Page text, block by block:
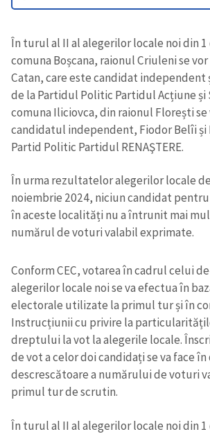
În turul al II al alegerilor locale noi din
comuna Boșcana, raionul Criuleni se
Catan, care este candidat independent
de la Partidul Politic Partidul Acțiune și
comuna Iliciovca, din raionul Florești
candidatul independent, Fiodor Belîi și
Partid Politic Partidul RENAŞTERE.
În urma rezultatelor alegerilor locale
noiembrie 2024, niciun candidat
în aceste localități nu a întrunit mai
numărul de voturi valabil exprimate.
Conform CEC, votarea în cadrul celui
alegerilor locale noi se va efectua în
electorale utilizate la primul tur și în
Instrucțiunii cu privire la
dreptului la vot la alegerile locale.
de vot a celor doi candidați se va face în
descrescătoare a numărului de voturi
primul tur de scrutin.
În turul al II al alegerilor locale noi din